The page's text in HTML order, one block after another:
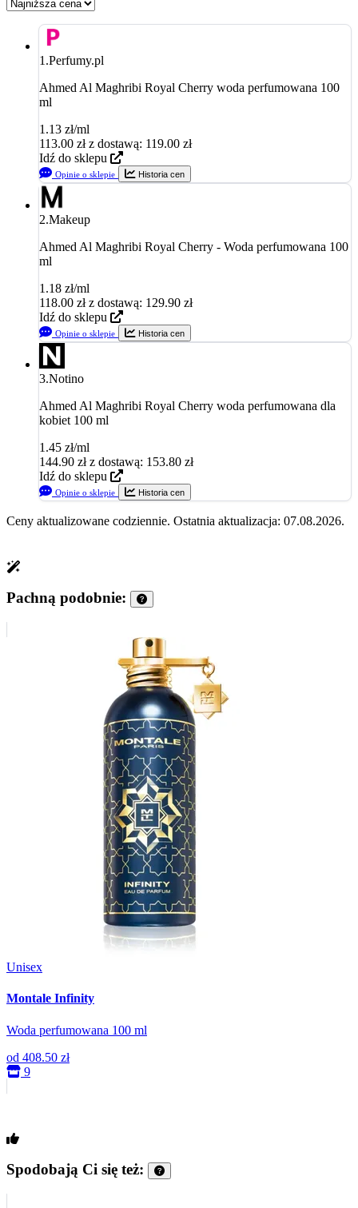
1.Perfumy.pl
Ahmed Al Maghribi Royal Cherry woda perfumowana 100
ml
1.13 zł/ml
113.00 zł z dostawą: 119.00 zł
Idź do sklepu
Opinie o sklepie Historia cen
2.Makeup
Ahmed Al Maghribi Royal Cherry - Woda perfumowana 100
ml
1.18 zł/ml
118.00 zł z dostawą: 129.90 zł
Idź do sklepu
Opinie o sklepie Historia cen
3.Notino
Ahmed Al Maghribi Royal Cherry woda perfumowana dla
kobiet 100 ml
1.45 zł/ml
144.90 zł z dostawą: 153.80 zł
Idź do sklepu
Opinie o sklepie Historia cen
Ceny aktualizowane codziennie. Ostatnia aktualizacja: 07.08.2026.
Pachną podobnie:
Unisex
Montale Infinity
Woda perfumowana 100 ml
od 408.50 zł
9
Spodobają Ci się też: